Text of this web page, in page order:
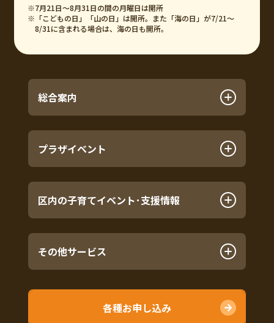
※7月21日～8月31日の間の月曜日は開所
※「こどもの日」「山の日」は開所。また「海の日」が7/21～
8/31に含まれる場合は、海の日も開所。
総合案内
プラザイベント
区内の子育てイベント･支援情報
その他サービス
各種お申し込み